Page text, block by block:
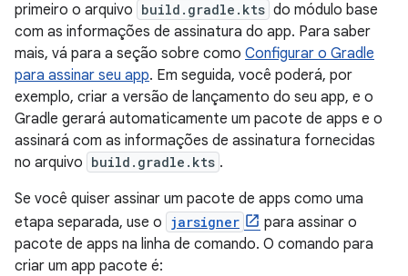
primeiro o arquivo build.gradle.kts do módulo base
com as informações de assinatura do app. Para saber
mais, vá para a seção sobre como Configurar o Gradle
para assinar seu app. Em seguida, você poderá, por
exemplo, criar a versão de lançamento do seu app, e o
Gradle gerará automaticamente um pacote de apps e o
assinará com as informações de assinatura fornecidas
no arquivo build.gradle.kts .
Se você quiser assinar um pacote de apps como uma
etapa separada, use o jarsigner
para assinar o
pacote de apps na linha de comando. O comando para
criar um app pacote é: